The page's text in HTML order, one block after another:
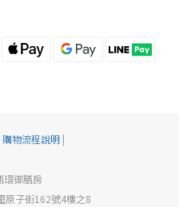
購物流程說明 |
御膳房
原子街162號4樓之8